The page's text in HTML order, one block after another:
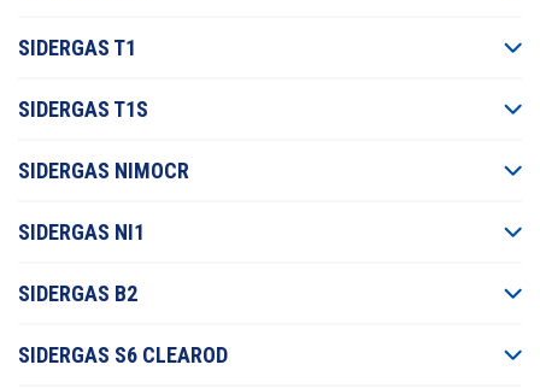
SIDERGAS T1
SIDERGAS T1S
SIDERGAS NIMOCR
SIDERGAS NI1
SIDERGAS B2
SIDERGAS S6 CLEAROD